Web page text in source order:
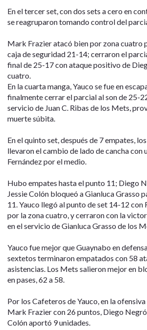
En el tercer set, con dos sets a cero en
se reagruparon tomando control del
Mark Frazier atacó bien por zona cuatro
caja de seguridad 21-14; cerraron el
final de 25-17 con ataque positivo de
cuatro.
En la cuarta manga, Yauco se fue en
finalmente cerrar el parcial al son de 25-
servicio de Juan C. Ribas de los Mets,
muerte súbita.
En el quinto set, después de 7 empates,
llevaron el cambio de lado de cancha con
Fernández por el medio.
Hubo empates hasta el punto 11; Diego
Jessie Colón bloqueó a Gianluca Grasso
11. Yauco llegó al punto de set 14-12 con
por la zona cuatro, y cerraron con la
en el servicio de Gianluca Grasso de los
Yauco fue mejor que Guaynabo en
sextetos terminaron empatados con 58
asistencias. Los Mets salieron mejor en
en pases, 62 a 58.
Por los Cafeteros de Yauco, en la
Mark Frazier con 26 puntos, Diego
Colón aportó 9 unidades.